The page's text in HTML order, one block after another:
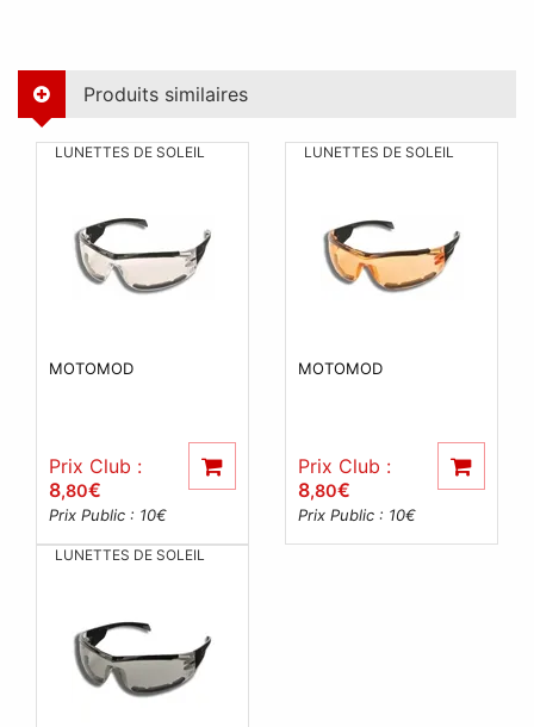
Produits similaires
LUNETTES DE SOLEIL
MOTOMOD
Prix Club :
8,80€
Prix Public : 10€
LUNETTES DE SOLEIL
MOTOMOD
Prix Club :
8,80€
Prix Public : 10€
LUNETTES DE SOLEIL